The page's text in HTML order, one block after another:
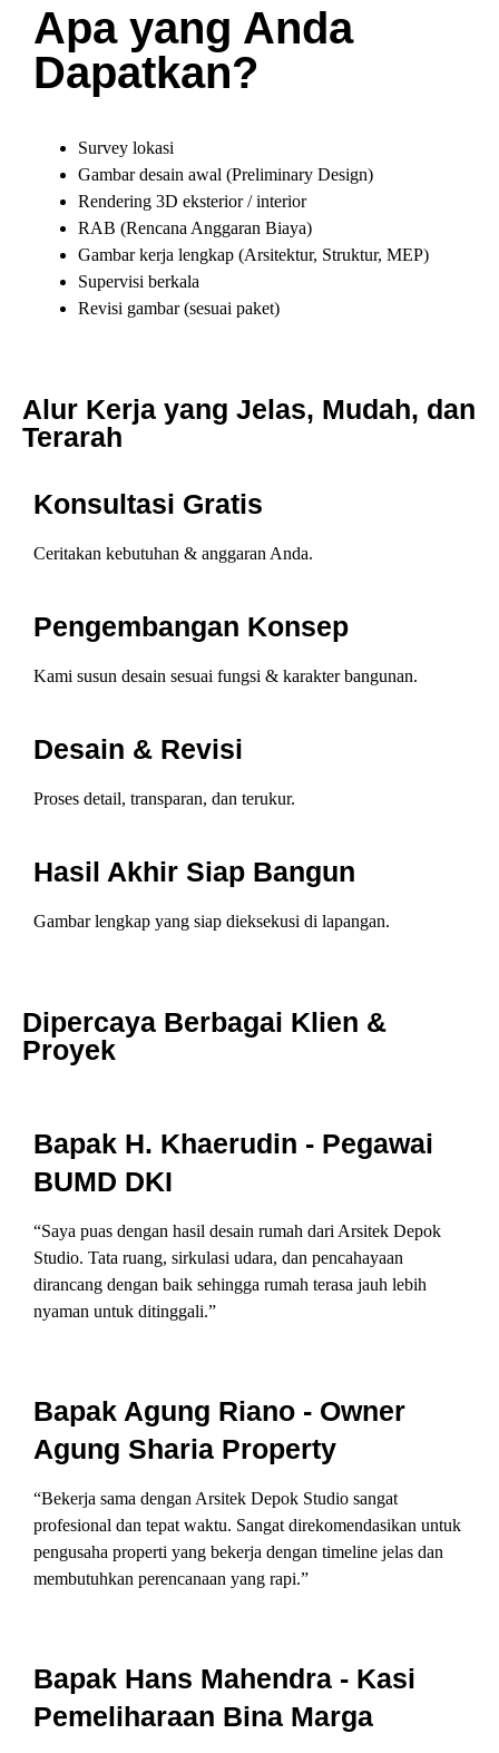
Apa yang Anda
Dapatkan?
Survey lokasi
Gambar desain awal (Preliminary Design)
Rendering 3D eksterior / interior
RAB (Rencana Anggaran Biaya)
Gambar kerja lengkap (Arsitektur, Struktur, MEP)
Supervisi berkala
Revisi gambar (sesuai paket)
Alur Kerja yang Jelas, Mudah, dan
Terarah
Konsultasi Gratis
Ceritakan kebutuhan & anggaran Anda.
Pengembangan Konsep
Kami susun desain sesuai fungsi & karakter bangunan.
Desain & Revisi
Proses detail, transparan, dan terukur.
Hasil Akhir Siap Bangun
Gambar lengkap yang siap dieksekusi di lapangan.
Dipercaya Berbagai Klien &
Proyek
Bapak H. Khaerudin - Pegawai
BUMD DKI
“Saya puas dengan hasil desain rumah dari Arsitek Depok
Studio. Tata ruang, sirkulasi udara, dan pencahayaan
dirancang dengan baik sehingga rumah terasa jauh lebih
nyaman untuk ditinggali.”
Bapak Agung Riano - Owner
Agung Sharia Property
“Bekerja sama dengan Arsitek Depok Studio sangat
profesional dan tepat waktu. Sangat direkomendasikan untuk
pengusaha properti yang bekerja dengan timeline jelas dan
membutuhkan perencanaan yang rapi.”
Bapak Hans Mahendra - Kasi
Pemeliharaan Bina Marga